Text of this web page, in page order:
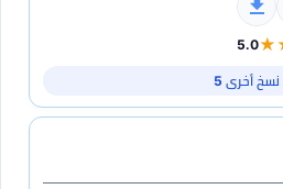
5.0
نسخ أخرى 5